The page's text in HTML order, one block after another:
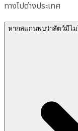
ทางไปต่างประเทศ
หากสแกนพบว่าสัตว์มีไ